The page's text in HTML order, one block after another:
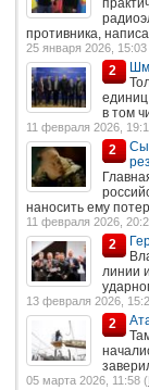
противника,
25 января 2026, 15:03
2
единиц
в том
11 февраля 2026,
2
наносить ему
11 февраля 2026,
2
линии
13 февраля 2026,
2
05 марта 2026, 11:58 (